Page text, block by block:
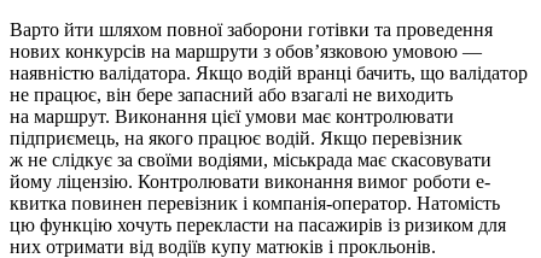
Варто йти шляхом повної заборони готівки та проведення
нових конкурсів на маршрути з обов’язковою умовою —
наявністю валідатора. Якщо водій вранці бачить, що валідатор
не працює, він бере запасний або взагалі не виходить
на маршрут. Виконання цієї умови має контролювати
підприємець, на якого працює водій. Якщо перевізник
ж не слідкує за своїми водіями, міськрада має скасовувати
йому ліцензію. Контролювати виконання вимог роботи е-
квитка повинен перевізник і компанія-оператор. Натомість
цю функцію хочуть перекласти на пасажирів із ризиком для
них отримати від водіїв купу матюків і прокльонів.